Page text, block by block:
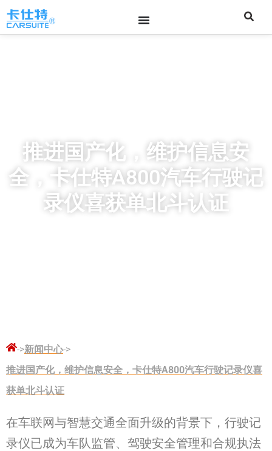
推进国产化，维护信息安
全，卡仕特A800汽车行驶记
录仪喜获单北斗认证
->新闻中心->
推进国产化，维护信息安全，卡仕特A800汽车行驶记录仪喜
获单北斗认证
在车联网与智慧交通全面升级的背景下，行驶记
录仪已成为车队监管、驾驶安全管理和合规执法